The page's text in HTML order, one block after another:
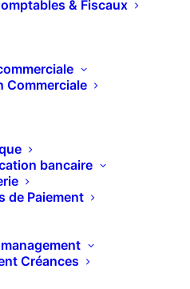
& Fiscaux
Commerciale
bancaire
de Paiement
Créances
– BacPac par invite de